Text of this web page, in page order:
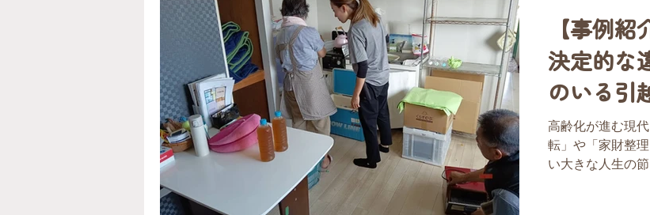
【事例
決定的な
のいる引
のお引越
ばれる理
高齢化が進む現
転」や「家財整
い大きな人生の